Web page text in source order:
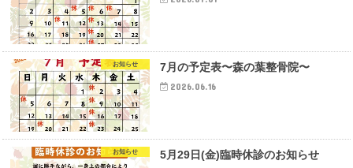
お知らせ 7月の予定表〜森の葉整骨院〜
2026.06.16
お知らせ 5月29日(金)臨時休診のお知らせ